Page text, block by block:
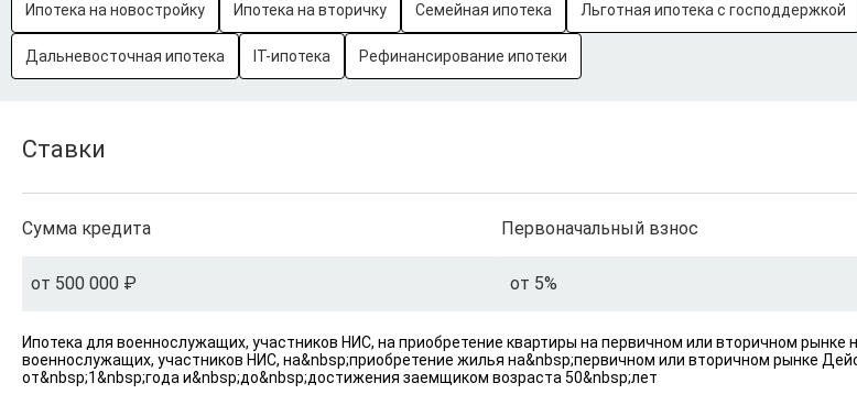
Ипотека на новостройку Ипотека на вторичку Семейная ипотека Льготная ипотека с господдержкой
Дальневосточная ипотека IT-ипотека Рефинансирование ипотеки
Ставки
Сумма кредита
от 500 000 ₽
Первоначальный взнос
от 5%
Ипотека для военнослужащих, участников НИС, на приобретение квартиры на первичном или вторичном
военнослужащих, участников НИС, на&nbsp;приобретение жилья на&nbsp;первичном или вторичном рынке
от&nbsp;1&nbsp;года и&nbsp;до&nbsp;достижения заемщиком возраста 50&nbsp;лет